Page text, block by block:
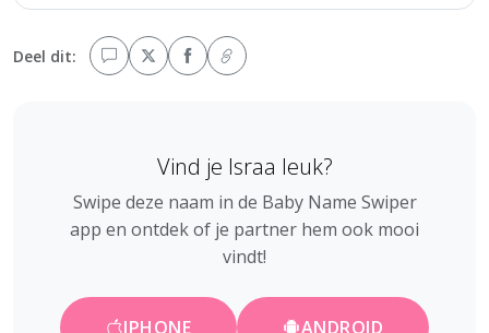
Deel dit:
Vind je Israa leuk?
Swipe deze naam in de Baby Name Swiper
app en ontdek of je partner hem ook mooi
vindt!
IPHONE ANDROID